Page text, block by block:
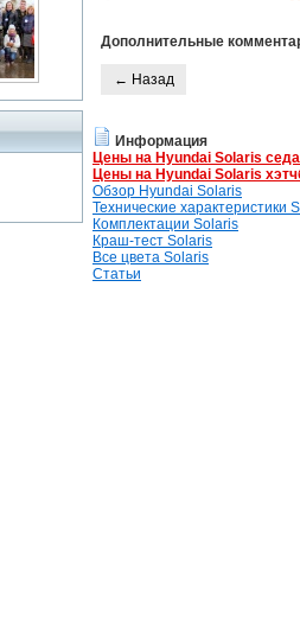
Дополнительные
← Назад
Информация
Цены на Hyundai Solaris
Цены на Hyundai Solaris
Обзор Hyundai Solaris
Технические характеристики
Комплектации Solaris
Краш-тест Solaris
Все цвета Solaris
Статьи